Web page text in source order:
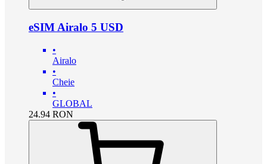
eSIM Airalo 5 USD
•
Airalo
•
Cheie
•
GLOBAL
24.94 RON